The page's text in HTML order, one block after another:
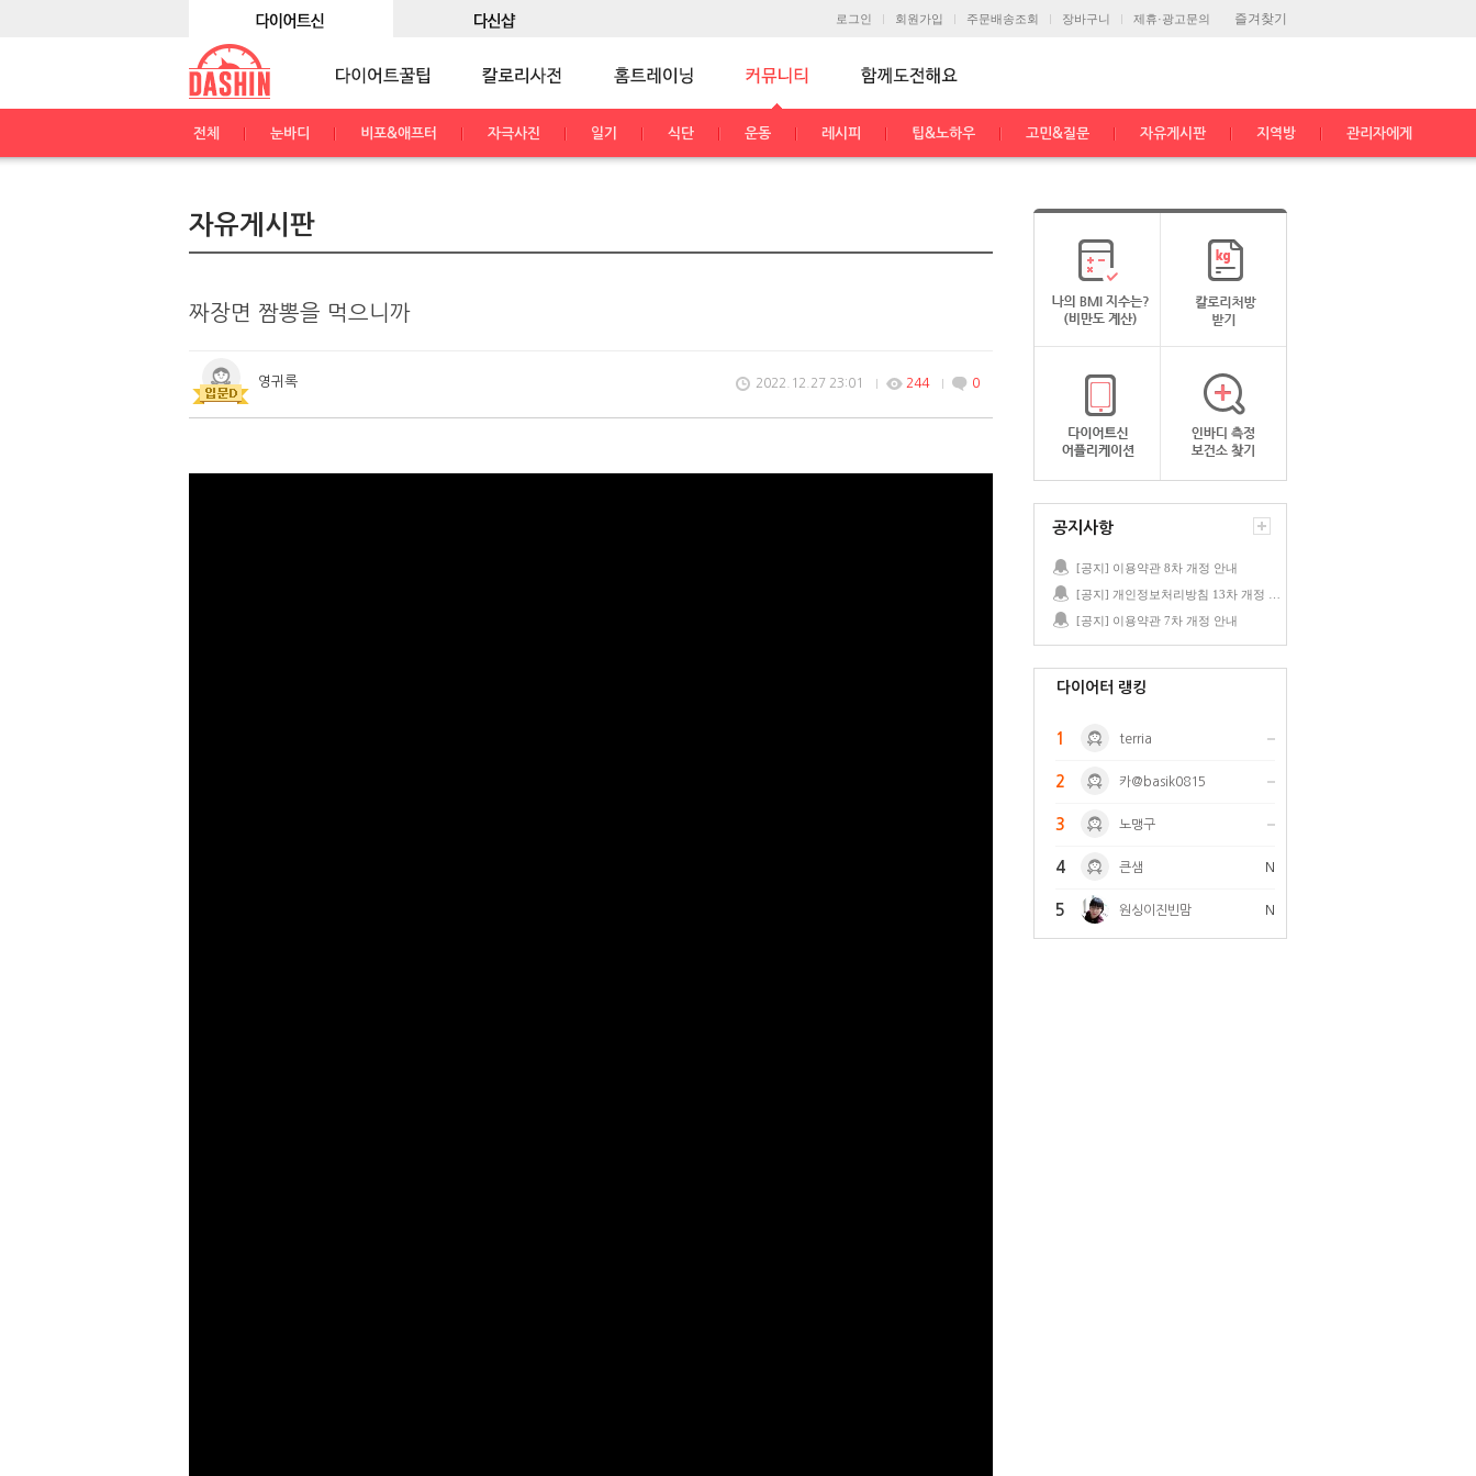
즐겨찾기
로그인 회원가입 주문배송조회 장바구니 제휴·광고문의
전체 눈바디 비포&애프터 자극사진 일기 식단 운동 레시피 팁&노하우 고민&질문 자유게시판 지역방 관리자에게
자유게시판
짜장면 짬뽕을 먹으니까
영귀록 2022.12.27 23:01 244 0
공지사항
[공지] 이용약관 8차 개정 안내
[공지] 이용약관 7차 개정 안내
다이어터 랭킹
1 terria
2 카@basik0815
3 노맹구
4 큰샘 N
5 원싱이진빈맘 N